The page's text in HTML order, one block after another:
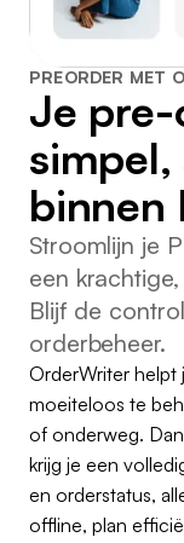
PREORDER MET
Je
binnen
Stroomlijn je
een
Blijf de
orderbeheer.
OrderWriter helpt
moeiteloos te
of onderweg.
krijg je een
en orderstatus,
offline, plan